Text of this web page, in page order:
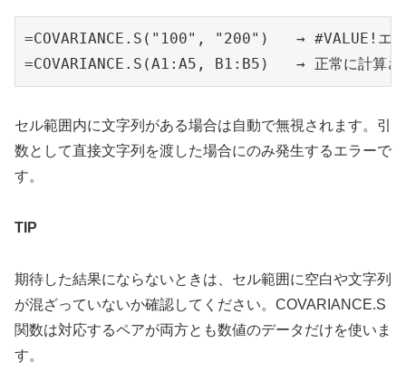
=COVARIANCE.S("100", "200")   → #VALUE!エ
=COVARIANCE.S(A1:A5, B1:B5)   → 正常に計算さ
セル範囲内に文字列がある場合は自動で無視されます。引
数として直接文字列を渡した場合にのみ発生するエラーで
す。
TIP
期待した結果にならないときは、セル範囲に空白や文字列
が混ざっていないか確認してください。COVARIANCE.S
関数は対応するペアが両方とも数値のデータだけを使いま
す。